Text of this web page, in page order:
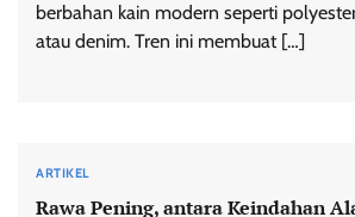
berbahan kain modern seperti
atau denim. Tren ini membuat […]
ARTIKEL
Rawa Pening, antara Keindahan